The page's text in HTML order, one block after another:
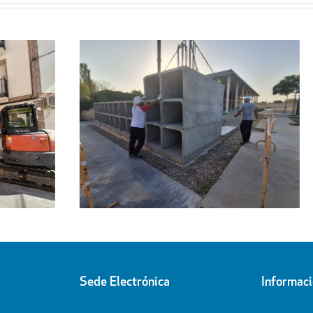
Regresa a sus hogares el centenar
de personas acogidas en el
Pabellón Cubierto
Sede Electrónica